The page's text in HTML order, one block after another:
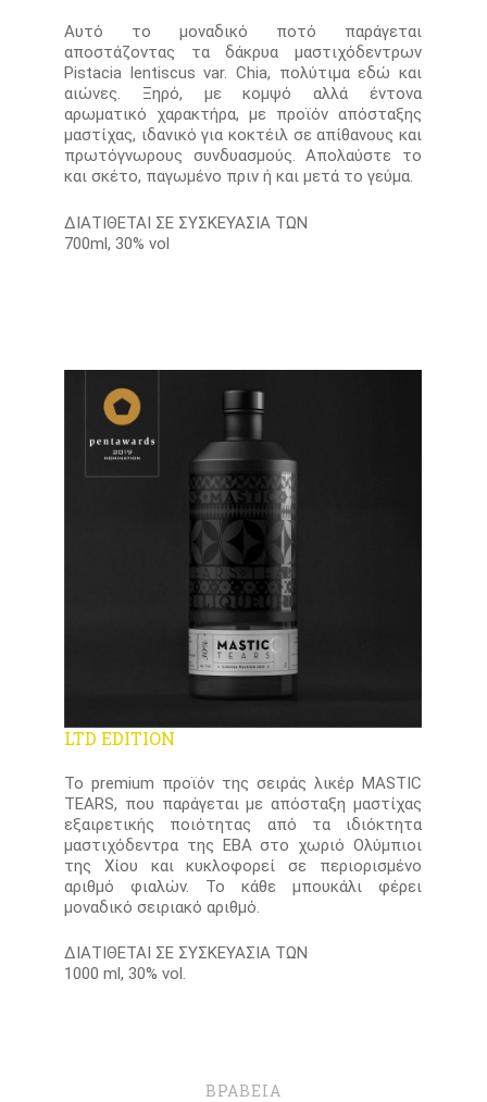
Αυτό το μοναδικό ποτό παράγεται
αποστάζοντας τα δάκρυα μαστιχόδεντρων
Pistacia lentiscus var. Chia, πολύτιμα εδώ και
αιώνες. Ξηρό, με κομψό αλλά έντονα
αρωματικό χαρακτήρα, με προϊόν απόσταξης
μαστίχας, ιδανικό για κοκτέιλ σε απίθανους και
πρωτόγνωρους συνδυασμούς. Απολαύστε το
και σκέτο, παγωμένο πριν ή και μετά το γεύμα.
ΔΙΑΤΙΘΕΤΑΙ ΣΕ ΣΥΣΚΕΥΑΣΙΑ ΤΩΝ
700ml, 30% vol
LTD EDITION
Το premium προϊόν της σειράς λικέρ MASTIC
TEARS, που παράγεται με απόσταξη μαστίχας
εξαιρετικής ποιότητας από τα ιδιόκτητα
μαστιχόδεντρα της ΕΒΑ στο χωριό Ολύμπιοι
της Χίου και κυκλοφορεί σε περιορισμένο
αριθμό φιαλών. Το κάθε μπουκάλι φέρει
μοναδικό σειριακό αριθμό.
ΔΙΑΤΙΘΕΤΑΙ ΣΕ ΣΥΣΚΕΥΑΣΙΑ ΤΩΝ
1000 ml, 30% vol.
ΒΡΑΒΕΙΑ